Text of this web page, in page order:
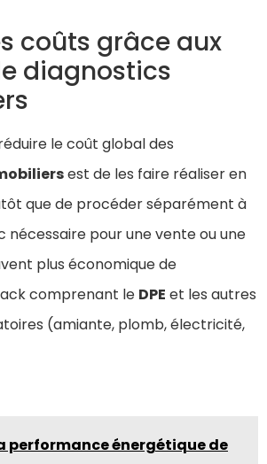
coûts grâce aux
diagnostics
le coût global des
est de les faire réaliser en
que de procéder séparément à
nécessaire pour une vente ou une
plus économique de
comprenant le DPE et les autres
(amiante, plomb, électricité,
performance énergétique de